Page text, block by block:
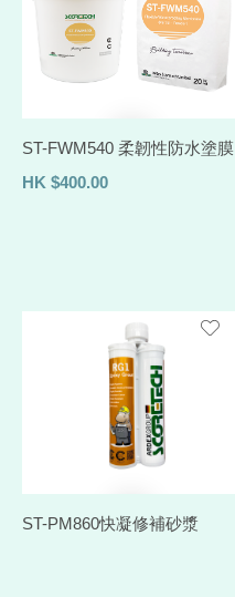
ST-FWM540 柔韌性防水塗膜
HK $400.00
ST-PM860快凝修補砂漿